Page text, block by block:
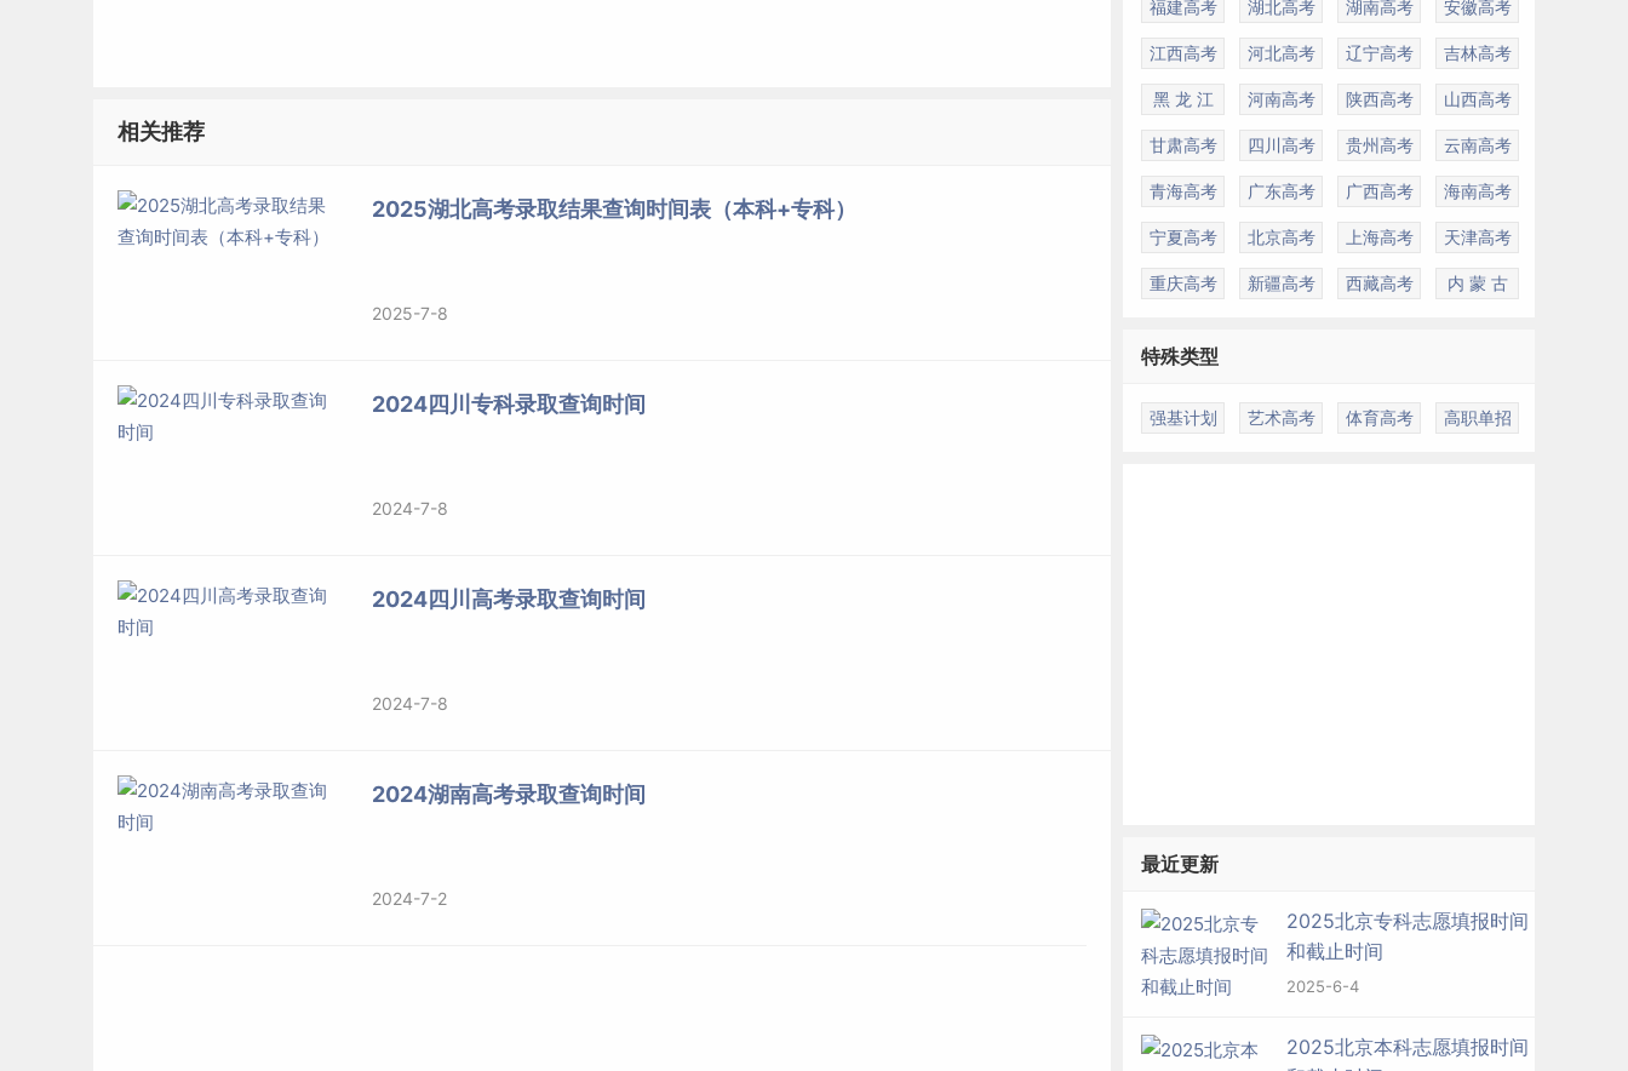
相关推荐
2025湖北高考录取结果查询时间表（本科+专科）
2025-7-8
2024四川专科录取查询时间
2024-7-8
2024四川高考录取查询时间
2024-7-8
2024湖南高考录取查询时间
2024-7-2
福建高考 湖北高考 湖南高考 安徽高考
江西高考 河北高考 辽宁高考 吉林高考
黑 龙 江 河南高考 陕西高考 山西高考
甘肃高考 四川高考 贵州高考 云南高考
青海高考 广东高考 广西高考 海南高考
宁夏高考 北京高考 上海高考 天津高考
重庆高考 新疆高考 西藏高考 内 蒙 古
特殊类型
强基计划 艺术高考 体育高考 高职单招
最近更新
2025北京专科志愿填报时间
和截止时间
2025-6-4
2025北京本科志愿填报时间